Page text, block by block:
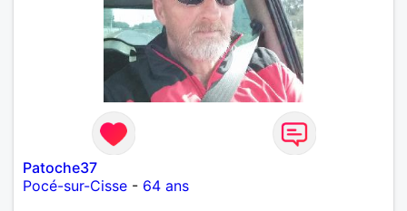
Patoche37
Pocé-sur-Cisse - 64 ans